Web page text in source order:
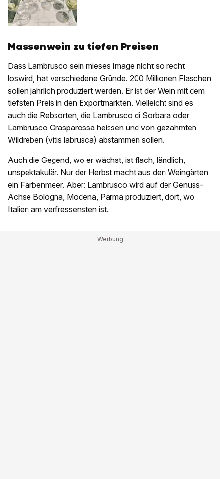
Massenwein zu tiefen Preisen
Dass Lambrusco sein mieses Image nicht so recht
loswird, hat verschiedene Gründe. 200 Millionen Flaschen
sollen jährlich produziert werden. Er ist der Wein mit dem
tiefsten Preis in den Exportmärkten. Vielleicht sind es
auch die Rebsorten, die Lambrusco di Sorbara oder
Lambrusco Grasparossa heissen und von gezähmten
Wildreben (vitis labrusca) abstammen sollen.
Auch die Gegend, wo er wächst, ist flach, ländlich,
unspektakulär. Nur der Herbst macht aus den Weingärten
ein Farbenmeer. Aber: Lambrusco wird auf der Genuss-
Achse Bologna, Modena, Parma produziert, dort, wo
Italien am verfressensten ist.